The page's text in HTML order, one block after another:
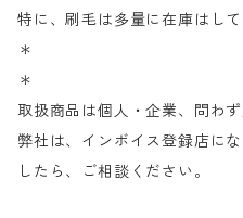
特に、刷毛は多量に在庫はして
＊
＊
取扱商品は個人・企業、問わず
弊社は、インボイス登録店に
したら、ご相談ください。